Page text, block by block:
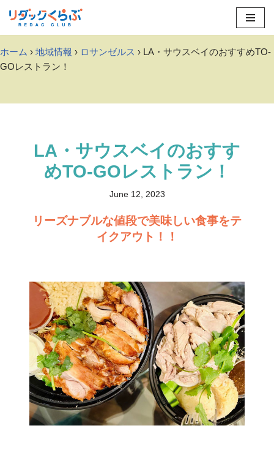
Skip
content
ホーム › 地域情報 › ロサンゼルス › LA・サウスベイのおすすめTO-
GOレストラン！
LA・サウスベイのおすす
めTO-GOレストラン！
June 12, 2023
リーズナブルな値段で美味しい食事をテ
イクアウト！！